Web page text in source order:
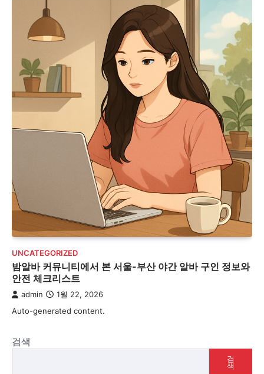
UNCATEGORIZED
밤알바 커뮤니티에서 본 서울-부산 야간 알바 구인 정보와
안전 체크리스트
admin 1월 22, 2026
Auto-generated content.
검색
검
색